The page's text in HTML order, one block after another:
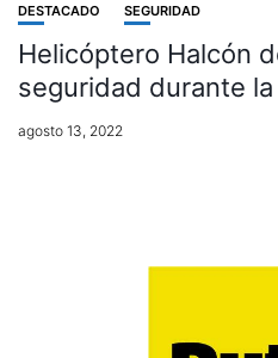
DESTACADO SEGURIDAD
Helicóptero Halcón
seguridad durante la
agosto 13, 2022